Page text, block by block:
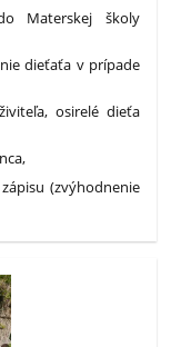
Materskej školy
dieťaťa v prípade
osirelé dieťa
(zvýhodnenie